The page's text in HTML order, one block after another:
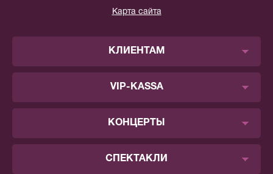
Карта сайта
КЛИЕНТАМ
VIP-KASSA
КОНЦЕРТЫ
СПЕКТАКЛИ